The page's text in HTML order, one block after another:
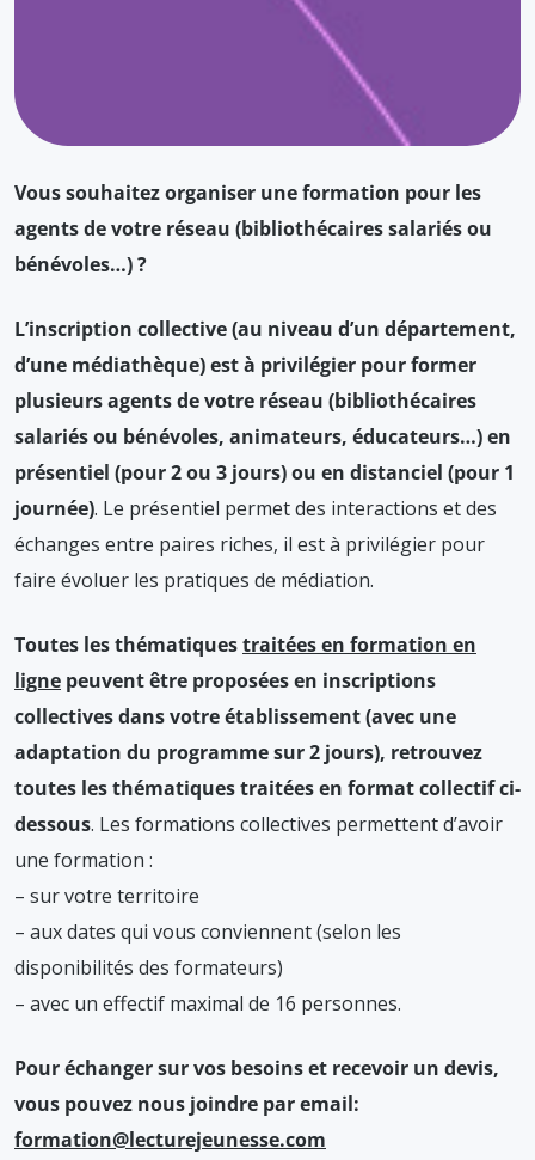
Vous souhaitez organiser une formation pour les
agents de votre réseau (bibliothécaires salariés ou
bénévoles…) ?
L’inscription collective (au niveau d’un département,
d’une médiathèque) est à privilégier pour former
plusieurs agents de votre réseau (bibliothécaires
salariés ou bénévoles, animateurs, éducateurs…) en
présentiel (pour 2 ou 3 jours) ou en distanciel (pour 1
journée). Le présentiel permet des interactions et des
échanges entre paires riches, il est à privilégier pour
faire évoluer les pratiques de médiation.
Toutes les thématiquestraitées en formation en
ligne peuvent être proposées en inscriptions
collectives dans votre établissement (avec une
adaptation du programme sur 2 jours), retrouvez
toutes les thématiques traitéesen format collectifci-
dessous. Les formations collectives permettent d’avoir
une formation :
– sur votre territoire
– aux dates qui vous conviennent (selon les
disponibilités des formateurs)
– avec un effectif maximal de 16 personnes.
Pour échanger sur vos besoins et recevoir un devis,
vous pouvez nous joindre par email:
formation@lecturejeunesse.com